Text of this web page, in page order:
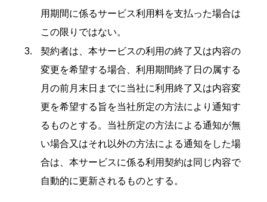
用期間に係るサービス利用料を支払った場合は
この限りではない。
契約者は、本サービスの利用の終了又は内容の
変更を希望する場合、利用期間終了日の属する
月の前月末日までに当社に利用終了又は内容変
更を希望する旨を当社所定の方法により通知す
るものとする。当社所定の方法による通知が無
い場合又はそれ以外の方法による通知をした場
合は、本サービスに係る利用契約は同じ内容で
自動的に更新されるものとする。